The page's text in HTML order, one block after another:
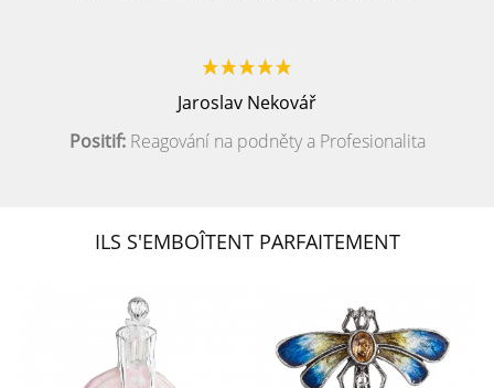
Jaroslav Nekovář
Positif:Reagování na podněty a Profesionalita
ILS S'EMBOÎTENT PARFAITEMENT